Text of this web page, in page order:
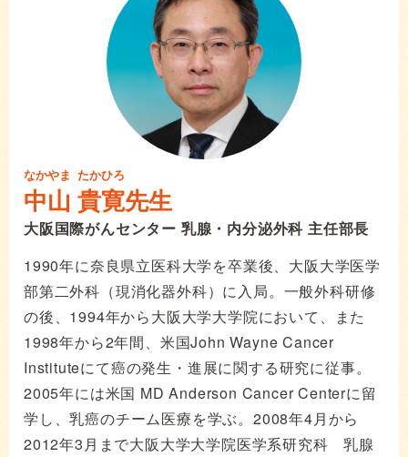
中山
なかやま
貴寛
たかひろ
先生
大阪国際がんセンター 乳腺・内分泌外科 主任部長
1990年に奈良県立医科大学を卒業後、大阪大学医学
部第二外科（現消化器外科）に入局。一般外科研修
の後、1994年から大阪大学大学院において、また
1998年から2年間、米国John Wayne Cancer
Instituteにて癌の発生・進展に関する研究に従事。
2005年には米国 MD Anderson Cancer Centerに留
学し、乳癌のチーム医療を学ぶ。2008年4月から
2012年3月まで大阪大学大学院医学系研究科 乳腺